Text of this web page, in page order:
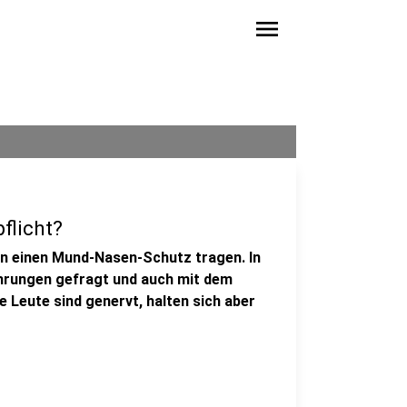
menu
einen Mund-Nasen-Schutz tragen. In
gefragt und auch mit dem
Leute sind genervt, halten sich aber